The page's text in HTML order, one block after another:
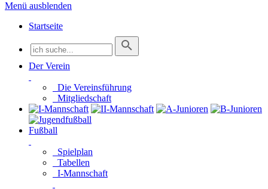
Menü ausblenden
Startseite
Der Verein
Die Vereinsführung
Mitgliedschaft
Fußball
Spielplan
Tabellen
I-Mannschaft